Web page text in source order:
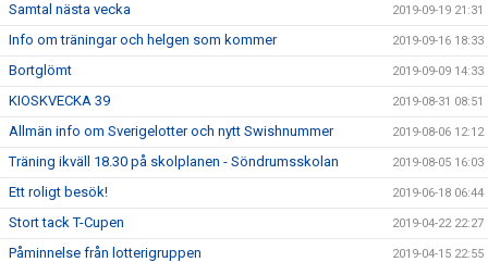
Samtal nästa vecka 2019-09-19 21:31
Info om träningar och helgen som kommer 2019-09-16 18:33
Bortglömt 2019-09-09 14:33
KIOSKVECKA 39 2019-08-31 08:51
Allmän info om Sverigelotter och nytt Swishnummer 2019-08-06 12:12
Träning ikväll 18.30 på skolplanen - Söndrumsskolan 2019-08-05 16:03
Ett roligt besök! 2019-06-18 06:44
Stort tack T-Cupen 2019-04-22 22:27
Påminnelse från lotterigruppen 2019-04-15 22:55